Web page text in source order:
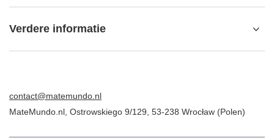
Verdere informatie
contact@matemundo.nl
MateMundo.nl Ostrowskiego 9/129 53-238 Wrocław (Polen)